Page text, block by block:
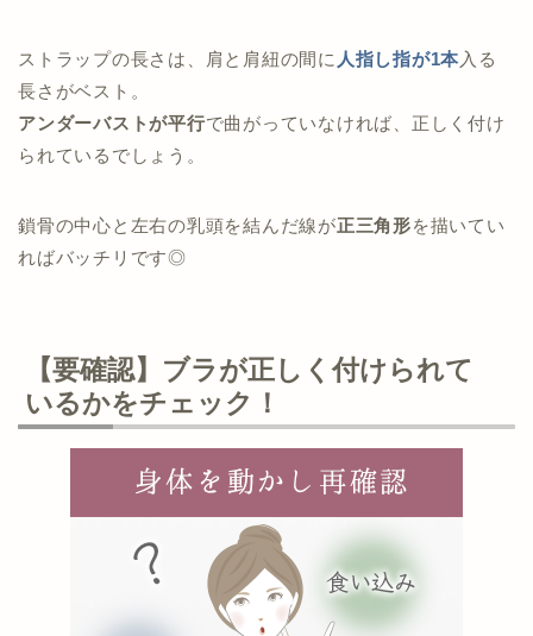
ストラップの長さは、肩と肩紐の間に 人指し指が1本入る
長さがベスト。
アンダーバストが平行で曲がっていなければ、正しく付け
られているでしょう。
鎖骨の中心と左右の乳頭を結んだ線が正三角形を描いてい
ればバッチリです◎
【要確認】ブラが正しく付けられて
いるかをチェック！